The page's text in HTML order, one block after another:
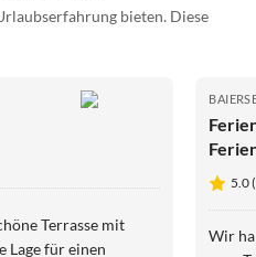
bieten. Diese
Terrasse mit
Lage für einen
5.0
Wir